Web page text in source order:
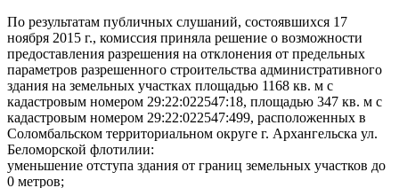
По результатам публичных слушаний, состоявшихся 17
ноября 2015 г., комиссия приняла решение о возможности
предоставления разрешения на отклонения от предельных
параметров разрешенного строительства административного
здания на земельных участках площадью 1168 кв. м с
кадастровым номером 29:22:022547:18, площадью 347 кв. м с
кадастровым номером 29:22:022547:499, расположенных в
Соломбальском территориальном округе г. Архангельска ул.
Беломорской флотилии:
уменьшение отступа здания от границ земельных участков до
0 метров;